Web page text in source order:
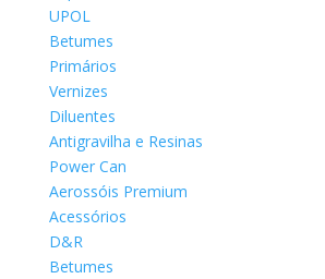
UPOL
Betumes
Primários
Vernizes
Diluentes
Antigravilha e Resinas
Power Can
Aerossóis Premium
Acessórios
D&R
Betumes